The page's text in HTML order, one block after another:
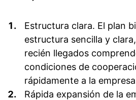
Estructura clara. El plan
estructura sencilla y
recién llegados
condiciones de
rápidamente a la
Rápida expansión de la